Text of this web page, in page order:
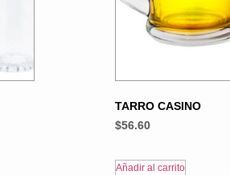
TARRO CASINO
$56.60
Añadir al carrito